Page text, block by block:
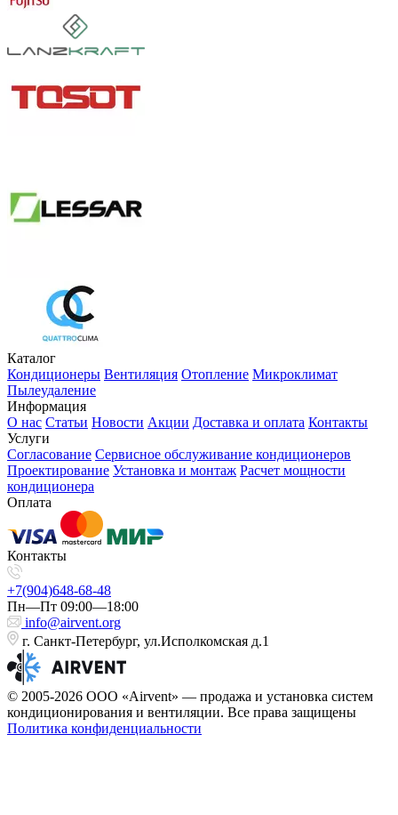
Каталог
Кондиционеры Вентиляция Отопление Микроклимат
Пылеудаление
Информация
О нас Статьи Новости Акции Доставка и оплата Контакты
Услуги
Согласование Сервисное обслуживание кондиционеров
Проектирование Установка и монтаж Расчет мощности
кондиционера
Оплата
Контакты
+7(904)648-68-48
Пн—Пт 09:00—18:00
info@airvent.org
г. Санкт-Петербург, ул.Исполкомская д.1
© 2005-2026 ООО «Airvent» — продажа и установка систем
кондиционирования и вентиляции. Все права защищены
Политика конфиденциальности